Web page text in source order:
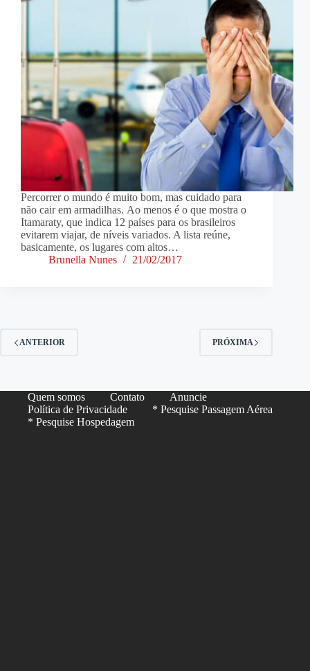
Percorrer o mundo é muito bom, mas cuidado para
não cair em armadilhas. Ao menos é o que mostra o
Itamaraty, que indica 12 países para os brasileiros
evitarem viajar, de níveis variados. A lista reúne,
basicamente, os lugares com altos…
Brunella Nunes
21/02/2017
ANTERIOR PRÓXIMA
Quem somos Contato
Anuncie
Política de Privacidade
* Pesquise Passagem Aérea
* Pesquise Hospedagem